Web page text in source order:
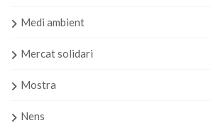
Medi ambient
Mercat solidari
Mostra
Nens